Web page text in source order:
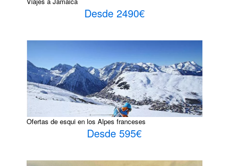
Desde 2490€
Ofertas de esqui en los Alpes franceses
Desde 595€